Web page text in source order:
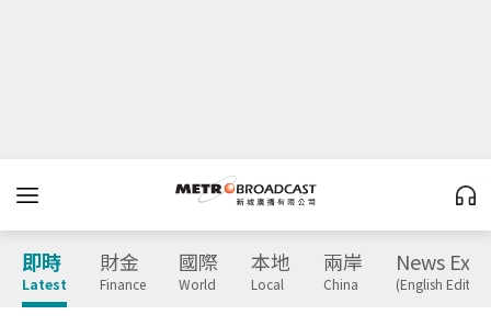
即時
Latest
財金
Finance
國際
World
本地
Local
兩岸
China
News
(English